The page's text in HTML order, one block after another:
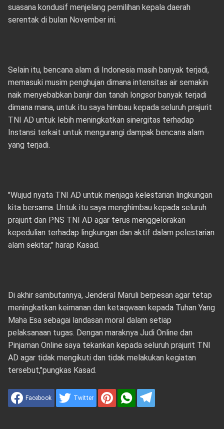
suasana kondusif menjelang pemilihan kepala daerah
serentak di bulan November ini.
Selain itu, bencana alam di Indonesia masih banyak terjadi,
memasuki musim penghujan dimana intensitas air semakin
naik menyebabkan banjir dan tanah longsor banyak terjadi
dimana mana, untuk itu saya himbau kepada seluruh prajurit
TNI AD untuk lebih meningkatkan sinergitas terhadap
Instansi terkait untuk mengurangi dampak bencana alam
yang terjadi.
"Wujud nyata TNI AD untuk menjaga kelestarian lingkungan
kita bersama. Untuk itu saya menghimbau kepada seluruh
prajurit dan PNS TNI AD agar terus menggelorakan
kepedulian terhadap lingkungan dan aktif dalam pelestarian
alam sekitar," harap Kasad.
Di akhir sambutannya, Jenderal Maruli berpesan agar tetap
meningkatkan keimanan dan ketaqwaan kepada Tuhan Yang
Maha Esa sebagai landasan moral dalam setiap
pelaksanaan tugas. Dengan maraknya Judi Online dan
Pinjaman Online saya tekankan kepada seluruh prajurit TNI
AD agar tidak mengikuti dan tidak melakukan kegiatan
tersebut,"pungkas Kasad.
Facebook Twitter